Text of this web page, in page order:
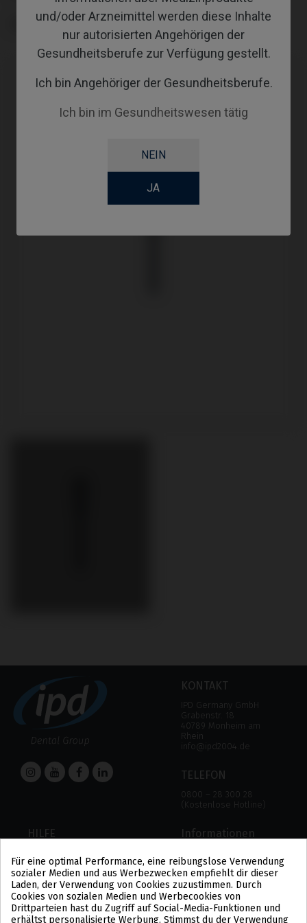
und/oder Arzneimittel werden diese Inhalte
nur autorisierten Angehörigen der
Gesundheitsberufe zur Verfügung gestellt.
Ich bin Angehöriger der Gesundheitsberufe.
Ich bin im Gesundheitswesen tätig
NEIN
JA
SCREWSOCKET
KONTAKT
IPD Germany GmbH
Grabenstr. 18
40789 Monheim am
Rhein
info@ipd2004.de
TELEFON
0800 – 28 300 28
(Kostenlose Hotline)
HILFE
HILFE
ZAHLUNGSMODALITÄTEN
VERSAND UND RÜCKGABE
Informationen
RECHTLICHER HINWEIS
DATENSCHUTZBESTIMMUNGEN
COOKIE-POLITIK
ALLGEMEINE
GESCHÄFTSBEDINGUNGEN
US
Für eine optimal Performance, eine reibungslose Verwendung
sozialer Medien und aus Werbezwecken empfiehlt dir dieser
Laden, der Verwendung von Cookies zuzustimmen. Durch
Cookies von sozialen Medien und Werbecookies von
Drittparteien hast du Zugriff auf Social-Media-Funktionen und
erhältst personalisierte Werbung. Stimmst du der Verwendung